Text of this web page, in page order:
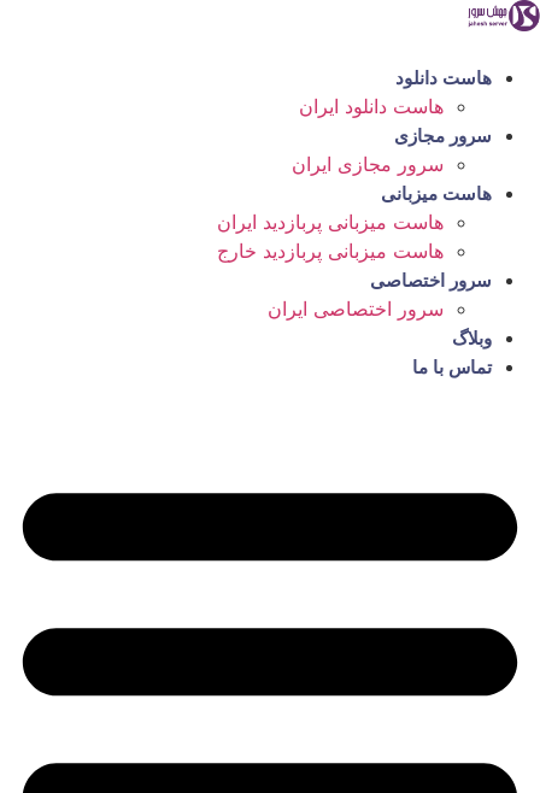
پرش
محتوا
هاست دانلود
هاست دانلود ایران
سرور مجازی
سرور مجازی ایران
هاست میزبانی
هاست میزبانی پربازدید ایران
هاست میزبانی پربازدید خارج
سرور اختصاصی
سرور اختصاصی ایران
وبلاگ
تماس با ما